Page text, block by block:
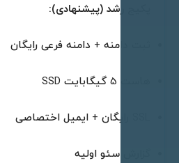
پکیج رشد (پیشنهادی):
ثبت دامنه + دامنه فرعی رایگان
گزارش سئو اولیه